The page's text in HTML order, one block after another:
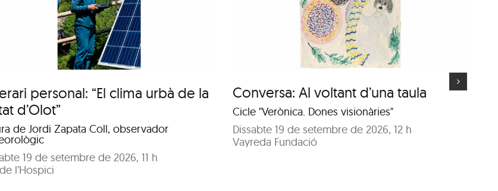
personal: “El clima urbà de la
d’Olot”
de Jordi Zapata Coll, observador
19 de setembre de 2026, 11 h
l’Hospici
d’una taula
Conversa: Al voltant d’una taula
Cicle "Verònica. Dones visionàries"
Dissabte 19 de setembre de 2026, 12 h
Vayreda Fundació
“Deus” d’Isabel Banal